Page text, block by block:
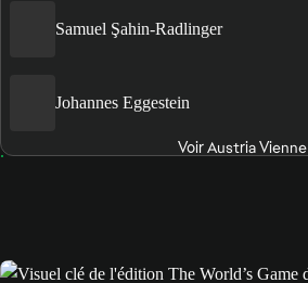
Samuel Şahin-Radlinger
Johannes Eggestein
Voir Austria Vienne